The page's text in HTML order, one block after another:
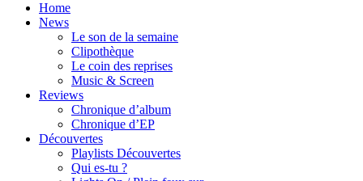
Home
News
Le son de la semaine
Clipothèque
Le coin des reprises
Music & Screen
Reviews
Chronique d’album
Chronique d’EP
Découvertes
Playlists Découvertes
Qui es-tu ?